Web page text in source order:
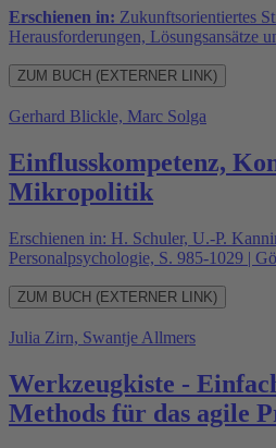
Erschienen in: Zukunftsorientiertes
Herausforderungen, Lösungsansätze
ZUM BUCH (EXTERNER LINK)
Gerhard Blickle, Marc Solga
Einflusskompetenz,
Mikropolitik
Erschienen in: H. Schuler, U.-P.
Personalpsychologie, S. 985-1029 |
ZUM BUCH (EXTERNER LINK)
Julia Zirn, Swantje Allmers
Werkzeugkiste -
Methods für das agile